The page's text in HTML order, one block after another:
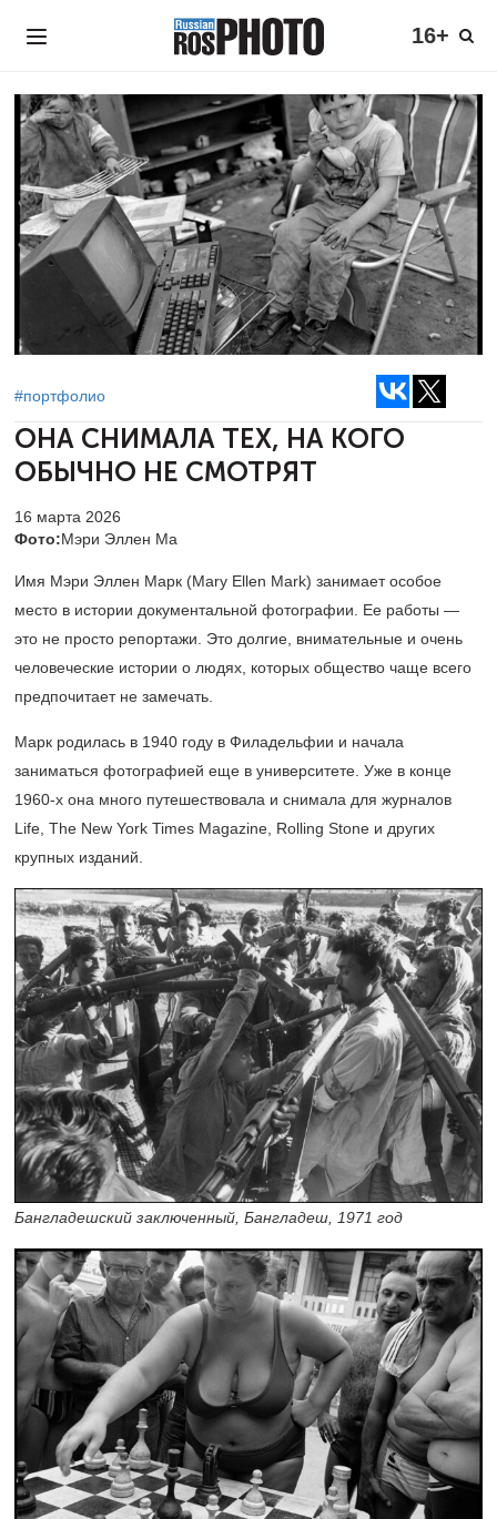
16+
#портфолио
ОНА СНИМАЛА ТЕХ, НА КОГО
ОБЫЧНО НЕ СМОТРЯТ
16 марта 2026
Фото:Мэри Эллен Ма
Имя Мэри Эллен Марк (Mary Ellen Mark) занимает особое
место в истории документальной фотографии. Ее работы —
это не просто репортажи. Это долгие, внимательные и очень
человеческие истории о людях, которых общество чаще всего
предпочитает не замечать.
Марк родилась в 1940 году в Филадельфии и начала
заниматься фотографией еще в университете. Уже в конце
1960-х она много путешествовала и снимала для журналов
Life, The New York Times Magazine, Rolling Stone и других
крупных изданий.
Бангладешский заключенный, Бангладеш, 1971 год